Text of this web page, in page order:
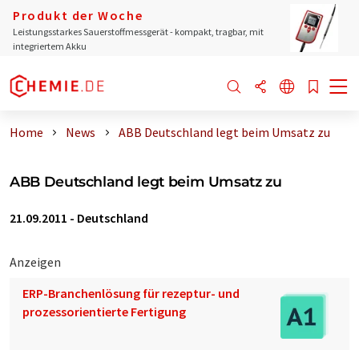
Produkt der Woche
Leistungsstarkes Sauerstoffmessgerät - kompakt, tragbar, mit
integriertem Akku
Home News ABB Deutschland legt beim Umsatz zu
ABB Deutschland legt beim Umsatz zu
21.09.2011 - Deutschland
Anzeigen
ERP-Branchenlösung für rezeptur- und
prozessorientierte Fertigung